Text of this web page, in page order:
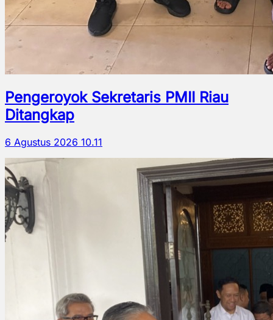
Pengeroyok Sekretaris PMII Riau
Ditangkap
6 Agustus 2026 10.11